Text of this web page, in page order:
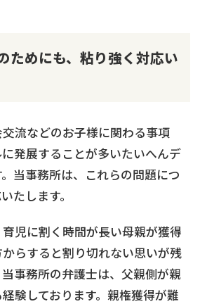
ためにも、粘り強く対応い
流などのお子様に関わる事項
発展することが多いたいへんデ
当事務所は、これらの問題につ
たします。
児に割く時間が長い母親が獲得
らすると割り切れない思いが残
事務所の弁護士は、父親側が親
験しております。親権獲得が難